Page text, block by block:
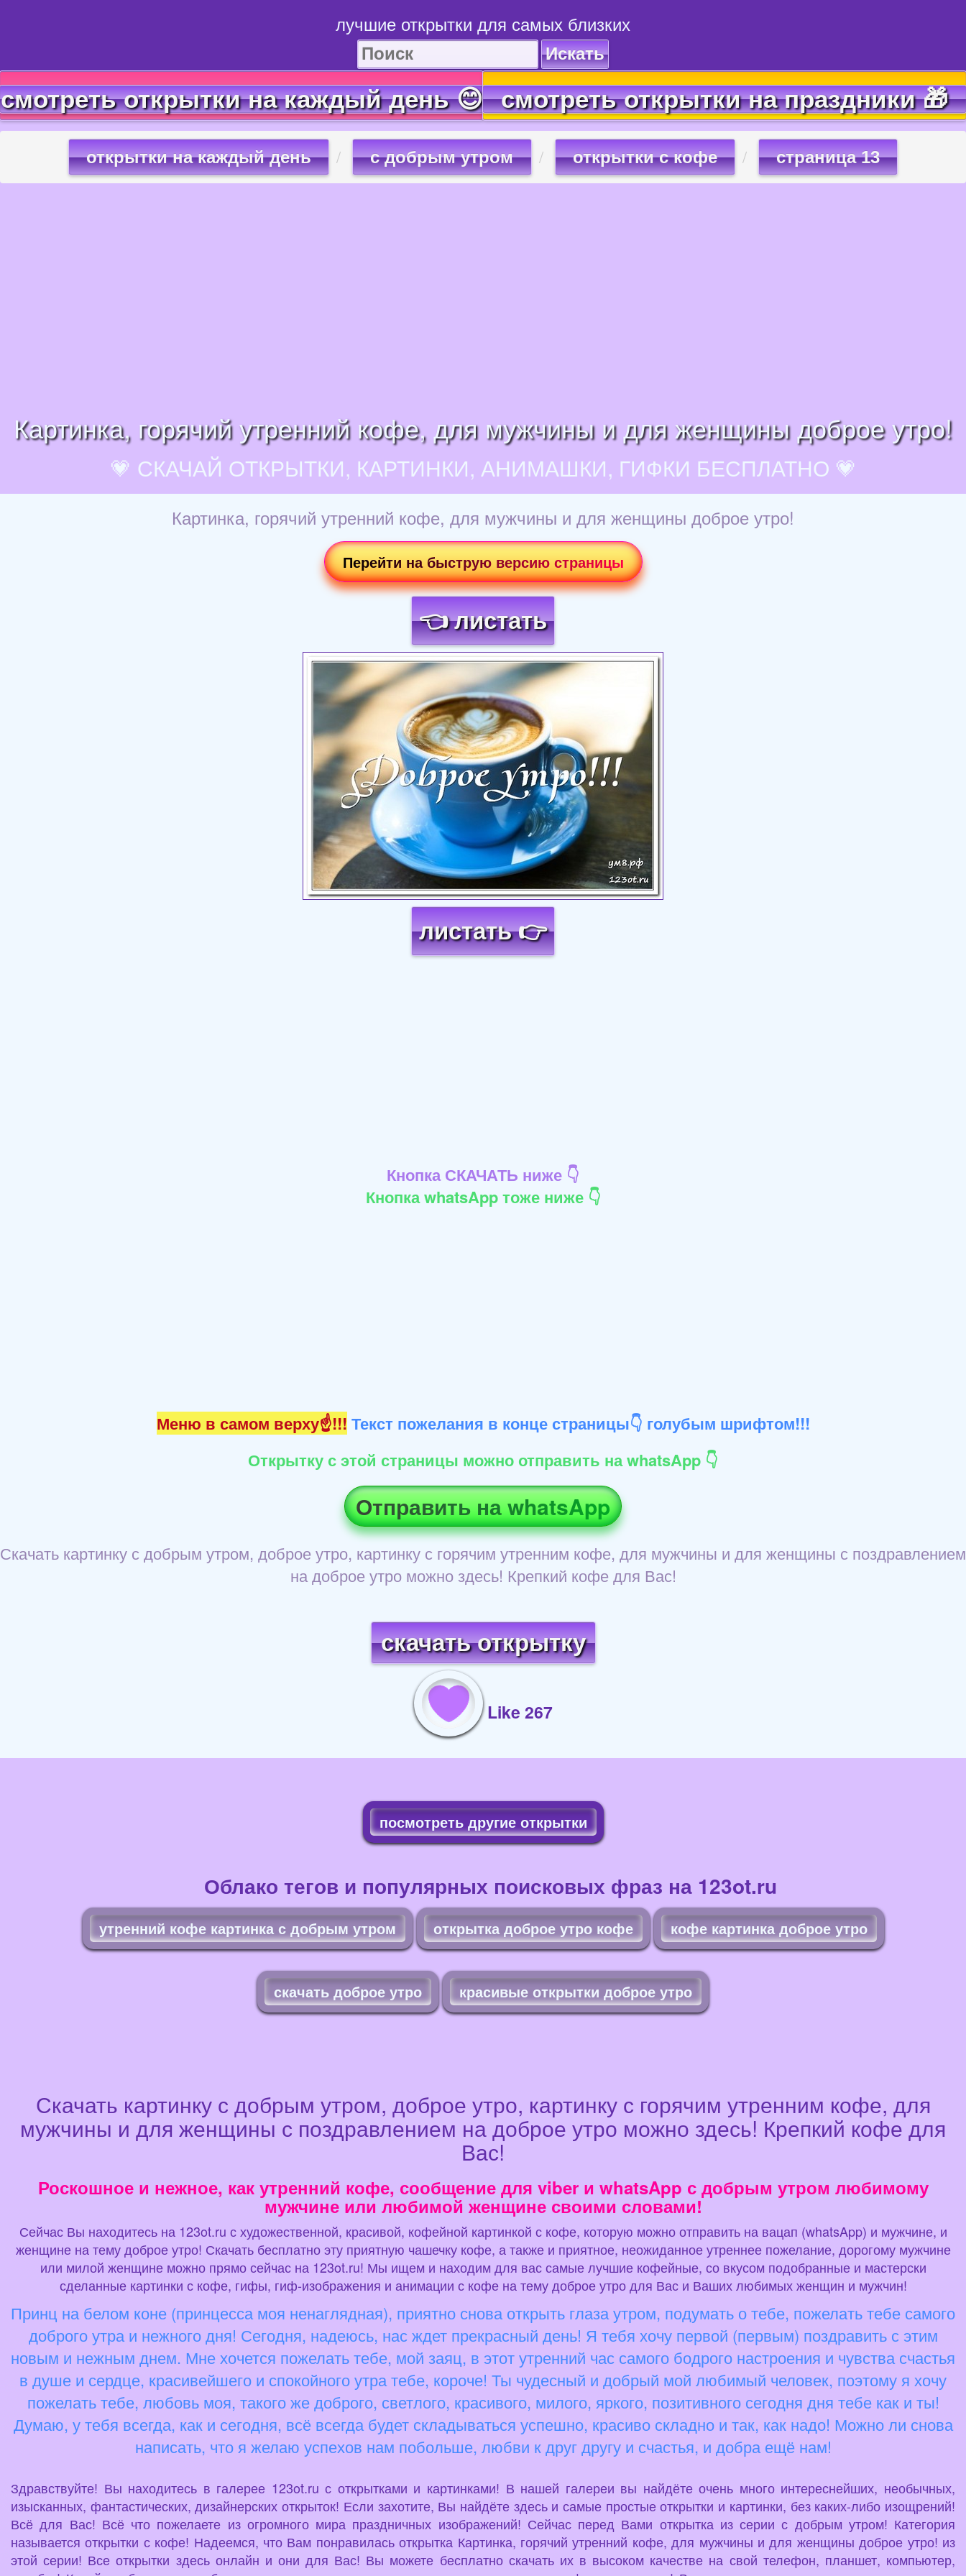
лучшие открытки для самых близких
Искать
смотреть открытки на каждый день 😊 смотреть открытки на праздники 🎁
открытки на каждый день с добрым утром открытки с кофе страница 13
Картинка, горячий утренний кофе, для мужчины и для женщины доброе утро!
💗 СКАЧАЙ ОТКРЫТКИ, КАРТИНКИ, АНИМАШКИ, ГИФКИ БЕСПЛАТНО 💗
Картинка, горячий утренний кофе, для мужчины и для женщины доброе утро!
Перейти на быструю версию страницы
👈 листать
Загрузка картинки...
листать 👉
Кнопка СКАЧАТЬ ниже 👇
Кнопка whatsApp тоже ниже 👇
Меню в самом верху☝!!! Текст пожелания в конце страницы👇 голубым шрифтом!!!
Открытку с этой страницы можно отправить на whatsApp 👇
Отправить на whatsApp
Скачать картинку с добрым утром, доброе утро, картинку с горячим утренним кофе, для мужчины и для женщины с поздравлением
на доброе утро можно здесь! Крепкий кофе для Вас!
скачать открытку
Like 267
посмотреть другие открытки
Облако тегов и популярных поисковых фраз на 123ot.ru
утренний кофе картинка с добрым утром открытка доброе утро кофе кофе картинка доброе утро
скачать доброе утро красивые открытки доброе утро
Скачать картинку с добрым утром, доброе утро, картинку с горячим утренним кофе, для
мужчины и для женщины с поздравлением на доброе утро можно здесь! Крепкий кофе для
Вас!
Роскошное и нежное, как утренний кофе, сообщение для viber и whatsApp с добрым утром любимому
мужчине или любимой женщине своими словами!
Сейчас Вы находитесь на 123ot.ru с художественной, красивой, кофейной картинкой с кофе, которую можно отправить на вацап (whatsApp) и мужчине, и
женщине на тему доброе утро! Скачать бесплатно эту приятную чашечку кофе, а также и приятное, неожиданное утреннее пожелание, дорогому мужчине
или милой женщине можно прямо сейчас на 123ot.ru! Мы ищем и находим для вас самые лучшие кофейные, со вкусом подобранные и мастерски
сделанные картинки с кофе, гифы, гиф-изображения и анимации с кофе на тему доброе утро для Вас и Ваших любимых женщин и мужчин!
Принц на белом коне (принцесса моя ненаглядная), приятно снова открыть глаза утром, подумать о тебе, пожелать тебе самого
доброго утра и нежного дня! Сегодня, надеюсь, нас ждет прекрасный день! Я тебя хочу первой (первым) поздравить с этим
новым и нежным днем. Мне хочется пожелать тебе, мой заяц, в этот утренний час самого бодрого настроения и чувства счастья
в душе и сердце, красивейшего и спокойного утра тебе, короче! Ты чудесный и добрый мой любимый человек, поэтому я хочу
пожелать тебе, любовь моя, такого же доброго, светлого, красивого, милого, яркого, позитивного сегодня дня тебе как и ты!
Думаю, у тебя всегда, как и сегодня, всё всегда будет складываться успешно, красиво складно и так, как надо! Можно ли снова
написать, что я желаю успехов нам побольше, любви к друг другу и счастья, и добра ещё нам!
Здравствуйте! Вы находитесь в галерее 123ot.ru с открытками и картинками! В нашей галереи вы найдёте очень много интереснейших, необычных,
изысканных, фантастических, дизайнерских открыток! Если захотите, Вы найдёте здесь и самые простые открытки и картинки, без каких-либо изощрений!
Всё для Вас! Всё что пожелаете из огромного мира праздничных изображений! Сейчас перед Вами открытка из серии с добрым утром! Категория
называется открытки с кофе! Надеемся, что Вам понравилась открытка Картинка, горячий утренний кофе, для мужчины и для женщины доброе утро! из
этой серии! Все открытки здесь онлайн и они для Вас! Вы можете бесплатно скачать их в высоком качестве на свой телефон, планшет, компьютер,